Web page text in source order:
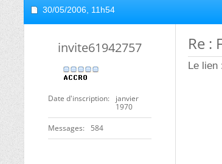
30/05/2006, 11h54
invite61942757
Date d'inscription
janvier
1970
Messages 584
Re :
Le lien